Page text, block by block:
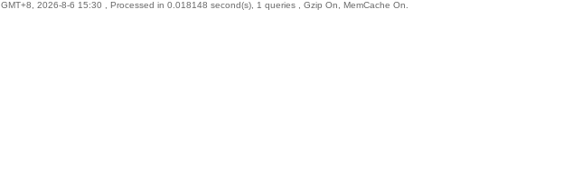
GMT+8, 2026-8-6 15:30 , Processed in 0.018148 second(s), 1 queries , Gzip On, MemCache On.